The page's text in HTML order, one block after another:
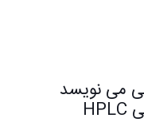
می نویسد
“column oven کروماتوگرافی HPLC